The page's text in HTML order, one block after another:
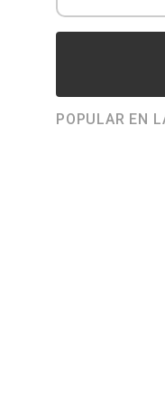
POPULAR EN